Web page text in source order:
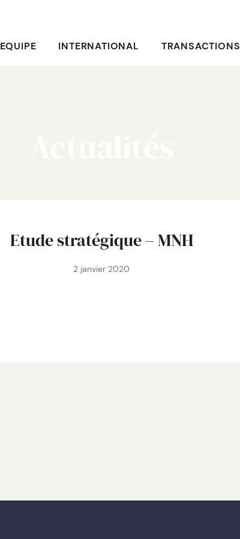
EQUIPE INTERNATIONAL TRANSACTIONS
Etude stratégique – MNH
2 janvier 2020